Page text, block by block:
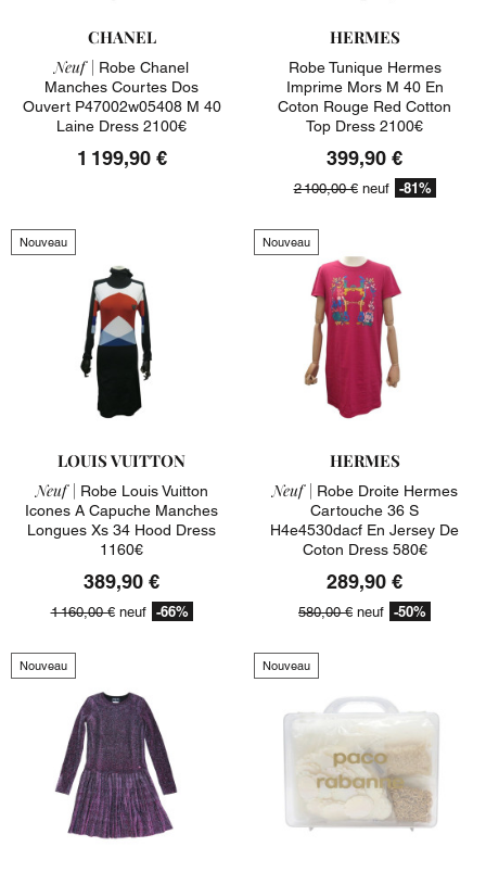
CHANEL
Neuf | Robe Chanel
Manches Courtes Dos
Ouvert P47002w05408 M 40
Laine Dress 2100€
1 199,90 €
HERMES
Robe Tunique Hermes
Imprime Mors M 40 En
Coton Rouge Red Cotton
Top Dress 2100€
399,90 €
2 100,00 €neuf -81%
Nouveau
LOUIS VUITTON
Neuf | Robe Louis Vuitton
Icones A Capuche Manches
Longues Xs 34 Hood Dress
1160€
389,90 €
1 160,00 €neuf -66%
Nouveau
HERMES
Neuf | Robe Droite Hermes
Cartouche 36 S
H4e4530dacf En Jersey De
Coton Dress 580€
289,90 €
580,00 € neuf -50%
Nouveau Nouveau